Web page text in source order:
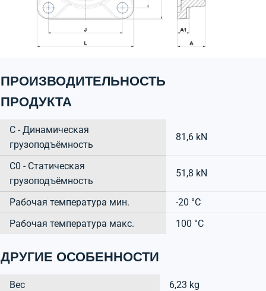
ПРОИЗВОДИТЕЛЬНОСТЬ
ПРОДУКТА
C - Динамическая
грузоподъёмность
81,6 kN
C0 - Статическая
грузоподъёмность
51,8 kN
Рабочая температура мин.
-20 °C
Рабочая температура макс.
100 °C
ДРУГИЕ ОСОБЕННОСТИ
Вес
6,23 kg